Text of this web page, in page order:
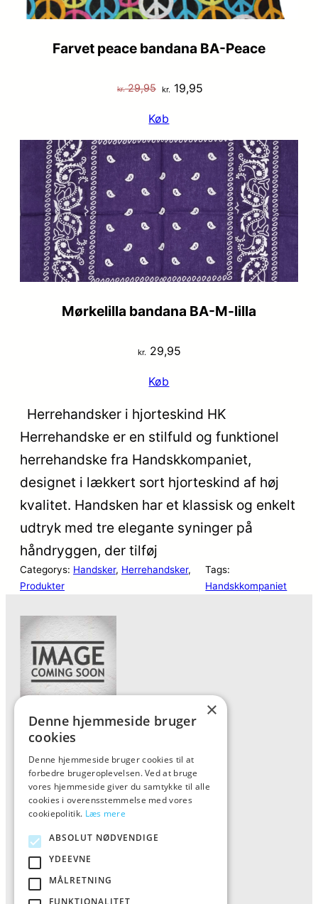
Farvet peace bandana BA-Peace
kr.29,95 Den
pris
var:
kr. 29,95.
kr. 19,95
er:
kr. 19,95.
Køb
Mørkelilla bandana BA-M-lilla
kr. 29,95
Køb
Herrehandsker i hjorteskind HK
Herrehandske er en stilfuld og funktionel
herrehandske fra Handskkompaniet,
designet i lækkert sort hjorteskind af høj
kvalitet. Handsken har et klassisk og enkelt
udtryk med tre elegante syninger på
håndryggen, der tilføj
Categorys: Handsker, Herrehandsker
Produkter
Tags:
Handskkompaniet
Forside
Vis alle produkter
Kontakt
Oversigt artikler
ALFA
Tlf: 7876 8672
×
Denne hjemmeside bruger
cookies
Denne hjemmeside bruger cookies til at
forbedre brugeroplevelsen. Ved at bruge
vores hjemmeside giver du samtykke til alle
cookies i overensstemmelse med vores
cookiepolitik. Læs mere
ABSOLUT NØDVENDIGE
YDEEVNE
MÅLRETNING
FUNKTIONALITET